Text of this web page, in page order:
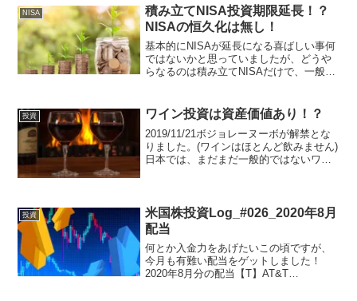
✅ 受け取った配当金✅ 今後の方針を中心
にま...
NISA
積み立てNISA投資期限延長！？
NISAの恒久化は無し！
基本的にNISAが延長になる喜ばしい事何
ではないかと思っていましたが、どうや
らなるのは積み立てNISAだけで、一般の
りそうです。政府、与党は16日、期限付
きで...
投資 ワイン投資は資産価値あり！？
2019/11/21ボジョレーヌーボが解禁とな
りました。(ワインはほとんど飲みません)
日本では、まだまだ一般的ではないワイ
(TVだっ...
投資
米国株投資Log_#026_2020年8月
配当
何とか入金力をあげたいこの頃ですが、
今月も有難い配当をゲットしました！
2020年8月分の配当【T】AT&T